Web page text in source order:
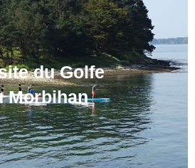
du Golfe
Morbihan